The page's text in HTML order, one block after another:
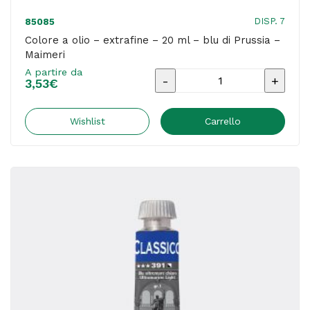
85085 DISP. 7
Colore a olio – extrafine – 20 ml – blu di Prussia –
Maimeri
A partire da
3,53€
Colore
olio
20
ml
-
blu
di
Prussia
Wishlist Carrello